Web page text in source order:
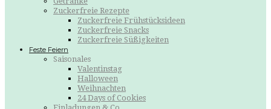
Zuckerfreie Rezepte
Zuckerfreie Frühstücksideen
Zuckerfreie Snacks
Zuckerfreie Süßigkeiten
Feste Feiern
Saisonales
Valentinstag
Halloween
Weihnachten
24 Days of Cookies